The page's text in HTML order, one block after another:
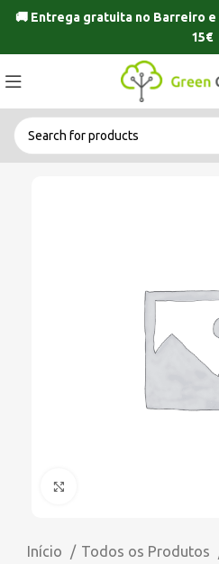
🚚 Entrega gratuita no Barreiro e
15€
Início
Todos os Produtos